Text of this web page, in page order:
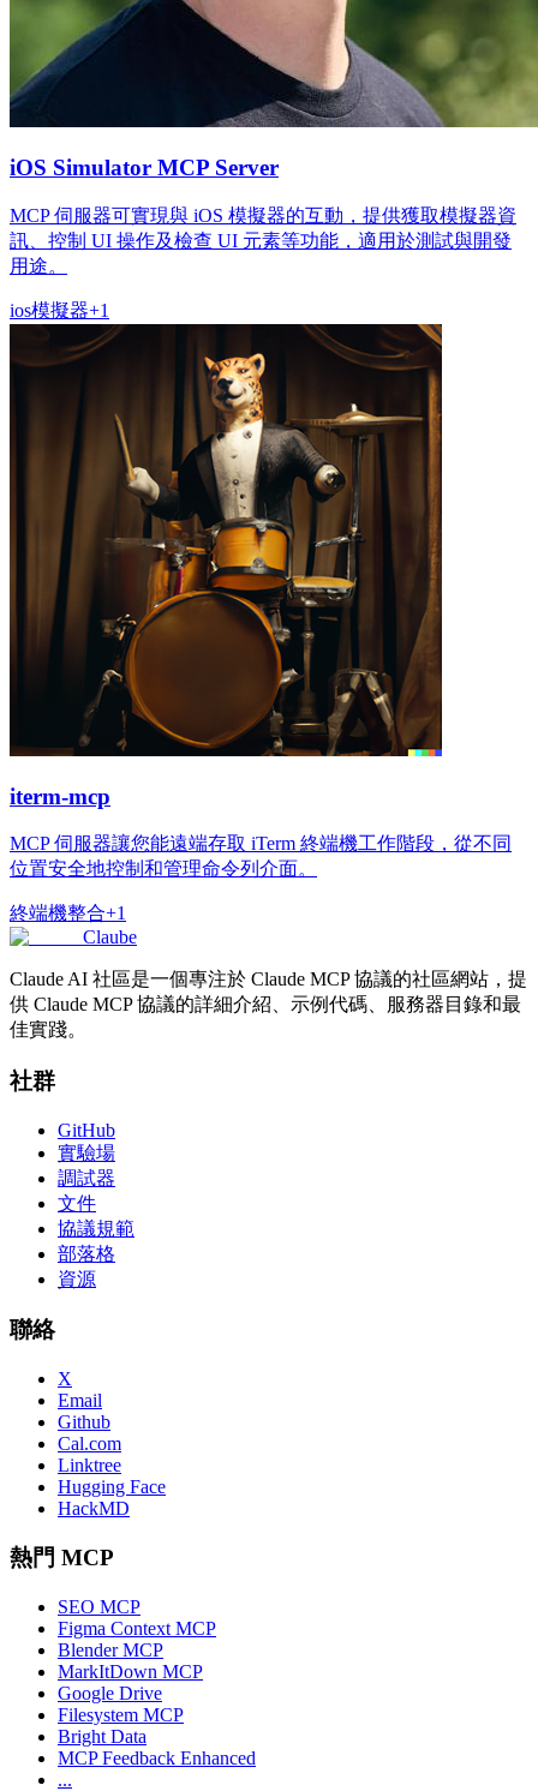
iOS Simulator MCP Server
MCP 伺服器可實現與 iOS 模擬器的互動，提供獲取模擬器資
訊、控制 UI 操作及檢查 UI 元素等功能，適用於測試與開發
用途。
ios模擬器+1
iterm-mcp
MCP 伺服器讓您能遠端存取 iTerm 終端機工作階段，從不同
位置安全地控制和管理命令列介面。
終端機整合+1
Claube
Claude AI 社區是一個專注於 Claude MCP 協議的社區網站，提
供 Claude MCP 協議的詳細介紹、示例代碼、服務器目錄和最
佳實踐。
社群
GitHub
實驗場
調試器
文件
協議規範
部落格
資源
聯絡
X
Email
Github
Cal.com
Linktree
Hugging Face
HackMD
熱門 MCP
SEO MCP
Figma Context MCP
Blender MCP
MarkItDown MCP
Google Drive
Filesystem MCP
Bright Data
MCP Feedback Enhanced
...